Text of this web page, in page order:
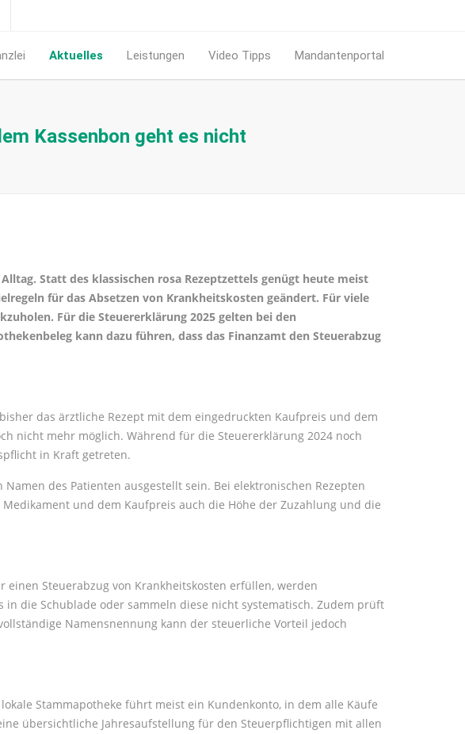
Aktuelles Leistungen Video Tipps Mandantenportal
Kassenbon geht es nicht
Statt des klassischen rosa Rezeptzettels genügt heute meist
für das Absetzen von Krankheitskosten geändert. Für viele
Für die Steuererklärung 2025 gelten bei den
kann dazu führen, dass das Finanzamt den Steuerabzug
das ärztliche Rezept mit dem eingedruckten Kaufpreis und dem
nicht mehr möglich. Während für die Steuererklärung 2024 noch
in Kraft getreten.
des Patienten ausgestellt sein. Bei elektronischen Rezepten
und dem Kaufpreis auch die Höhe der Zuzahlung und die
Steuerabzug von Krankheitskosten erfüllen, werden
die Schublade oder sammeln diese nicht systematisch. Zudem prüft
Namensnennung kann der steuerliche Vorteil jedoch
Stammapotheke führt meist ein Kundenkonto, in dem alle Käufe
übersichtliche Jahresaufstellung für den Steuerpflichtigen mit allen